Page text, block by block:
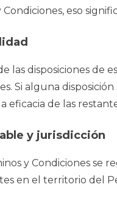
Condiciones, eso
las disposiciones de
Si alguna
eficacia de las
y jurisdicción
y Condiciones se
en el territorio del